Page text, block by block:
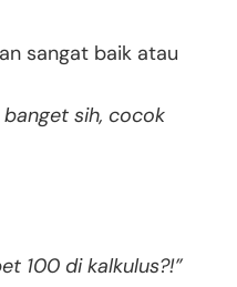
sangat baik atau
sih, cocok
100 di kalkulus?!”